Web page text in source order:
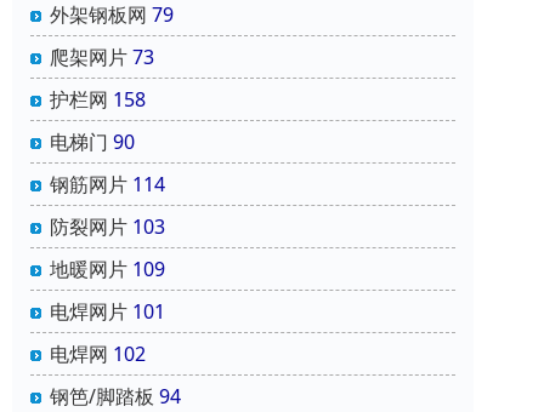
外架钢板网 79
爬架网片73
护栏网 158
电梯门 90
钢筋网片 114
防裂网片 103
地暖网片 109
电焊网片 101
电焊网 102
钢笆/脚踏板 94